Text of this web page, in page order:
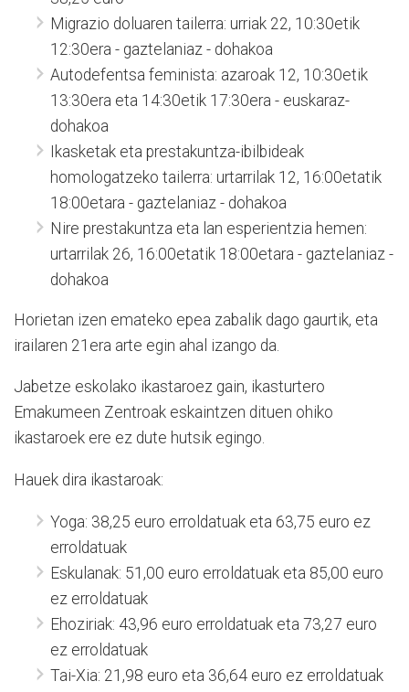
Migrazio doluaren tailerra: urriak 22, 10:30etik
12:30era - gaztelaniaz - dohakoa
Autodefentsa feminista: azaroak 12, 10:30etik
13:30era eta 14:30etik 17:30era - euskaraz-
dohakoa
Ikasketak eta prestakuntza-ibilbideak
homologatzeko tailerra: urtarrilak 12, 16:00etatik
18:00etara - gaztelaniaz - dohakoa
Nire prestakuntza eta lan esperientzia hemen:
urtarrilak 26, 16:00etatik 18:00etara - gaztelaniaz -
dohakoa
Horietan izen emateko epea zabalik dago gaurtik, eta
irailaren 21era arte egin ahal izango da.
Jabetze eskolako ikastaroez gain, ikasturtero
Emakumeen Zentroak eskaintzen dituen ohiko
ikastaroek ere ez dute hutsik egingo.
Hauek dira ikastaroak:
Yoga: 38,25 euro erroldatuak eta 63,75 euro ez
erroldatuak
Eskulanak: 51,00 euro erroldatuak eta 85,00 euro
ez erroldatuak
Ehoziriak: 43,96 euro erroldatuak eta 73,27 euro
ez erroldatuak
Tai-Xia: 21,98 euro eta 36,64 euro ez erroldatuak